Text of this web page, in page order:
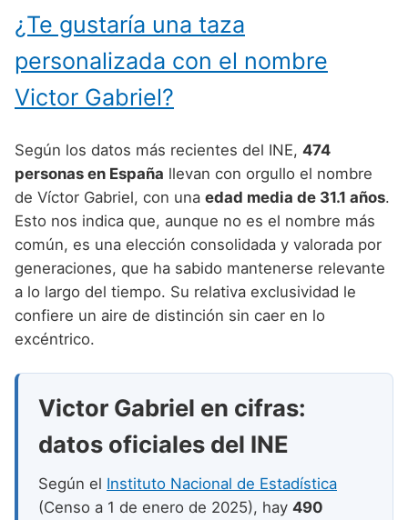
Nombres de niño que empiezan por I
Nombres de niño que empiezan por J
Nombres de niño que empiezan por K
Nombres de niño que empiezan por M
Nombres de niño que empiezan por N
Nombres de niño que empiezan por O
Nombres de niño que empiezan por P
Nombres de niño que empiezan por Q
Nombres de niño que empiezan por R
Nombres de niño que empiezan por S
Nombres de niño que empiezan por T
Nombres de niño que empiezan por U
Nombres de niño que empiezan por V
Nombres de niño que empiezan por W
Nombres de Niño Catalanes
Nombres de Niño Extremeños
Nombres de Niño Gallegos
Nombres de Niño Murcianos
Nombres de Niño Navarros
Nombres de Niño Riojanos
Nombres de Niño Valencianos
Nombres de Niño Vascos
Nombres de Niño Vikingos
Nombres de Niño Hispanoamericanos
Nombres de Niño Ingleses
Nombres de Niño Italianos
Nombres de Niño Judíos
Nombres de Niño Marroquíes
Nombres de Niño Portugueses
Nombres de Niño Rumanos
Nombres de Niño Rusos
¿Te gustaría una taza
personalizada con el nombre
Victor Gabriel?
Según los datos más recientes del INE, 474
personas en España llevan con orgullo el nombre
de Víctor Gabriel, con una edad media de 31.1 años.
Esto nos indica que, aunque no es el nombre más
común, es una elección consolidada y valorada por
generaciones, que ha sabido mantenerse relevante
a lo largo del tiempo. Su relativa exclusividad le
confiere un aire de distinción sin caer en lo
excéntrico.
Victor Gabriel en cifras:
datos oficiales del INE
Según el Instituto Nacional de Estadística
(Censo a 1 de enero de 2025), hay 490